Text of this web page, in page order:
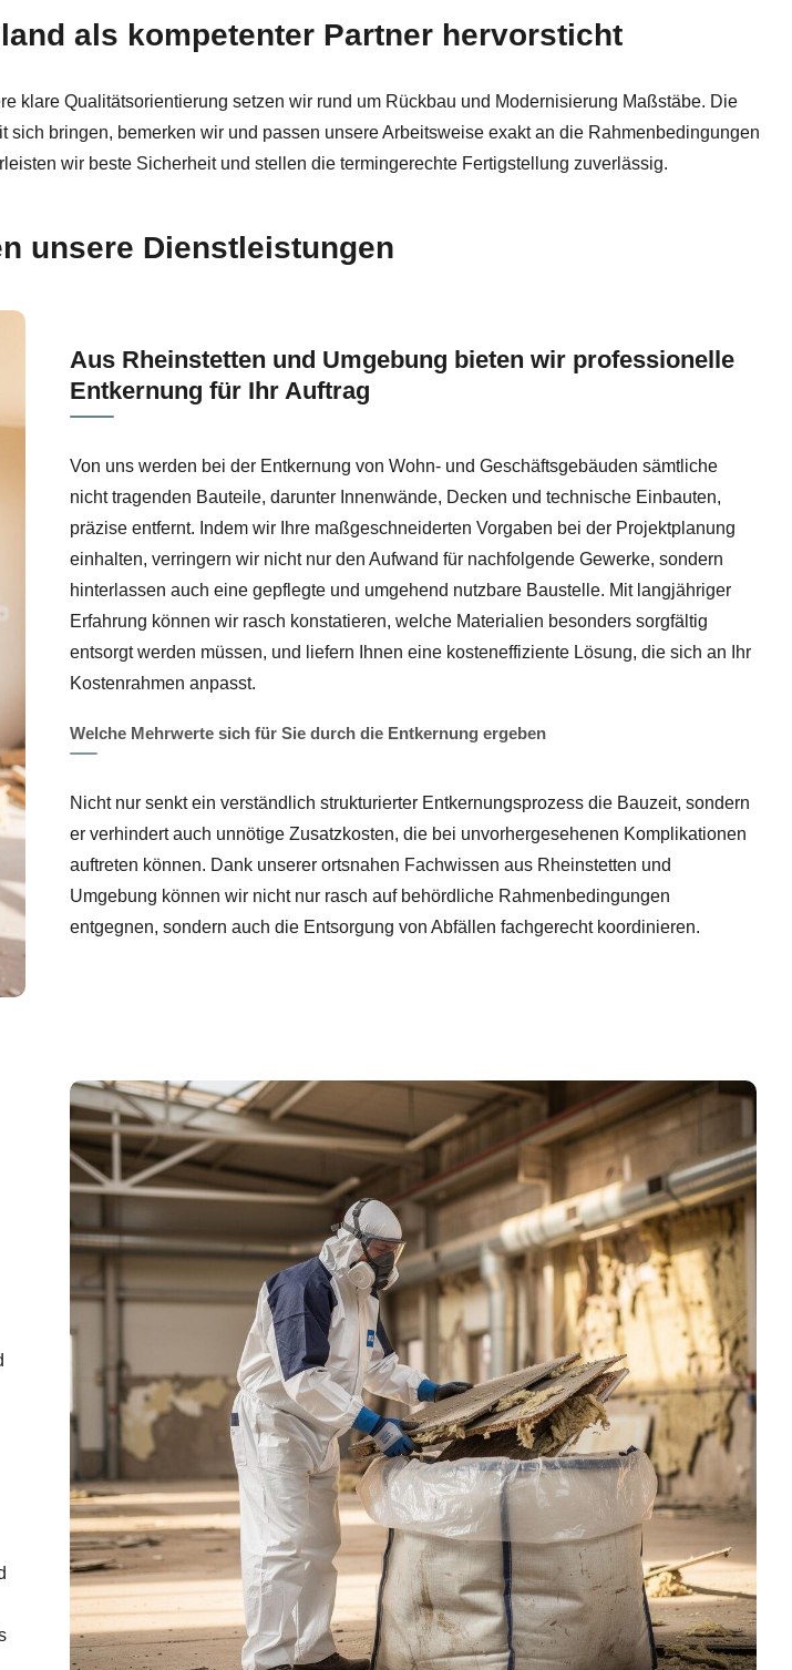
als kompetenter Partner hervorsticht
klare Qualitätsorientierung setzen wir rund um Rückbau und Modernisierung Maßstäbe. Die
bringen, bemerken wir und passen unsere Arbeitsweise exakt an die Rahmenbedingungen
wir beste Sicherheit und stellen die termingerechte Fertigstellung zuverlässig.
unsere Dienstleistungen
Aus Rheinstetten und Umgebung bieten wir professionelle
Entkernung für Ihr Auftrag
Von uns werden bei der Entkernung von Wohn- und Geschäftsgebäuden sämtliche
nicht tragenden Bauteile, darunter Innenwände, Decken und technische Einbauten,
präzise entfernt. Indem wir Ihre maßgeschneiderten Vorgaben bei der Projektplanung
einhalten, verringern wir nicht nur den Aufwand für nachfolgende Gewerke, sondern
hinterlassen auch eine gepflegte und umgehend nutzbare Baustelle. Mit langjähriger
Erfahrung können wir rasch konstatieren, welche Materialien besonders sorgfältig
entsorgt werden müssen, und liefern Ihnen eine kosteneffiziente Lösung, die sich an Ihr
Kostenrahmen anpasst.
Welche Mehrwerte sich für Sie durch die Entkernung ergeben
Nicht nur senkt ein verständlich strukturierter Entkernungsprozess die Bauzeit, sondern
er verhindert auch unnötige Zusatzkosten, die bei unvorhergesehenen Komplikationen
auftreten können. Dank unserer ortsnahen Fachwissen aus Rheinstetten und
Umgebung können wir nicht nur rasch auf behördliche Rahmenbedingungen
entgegnen, sondern auch die Entsorgung von Abfällen fachgerecht koordinieren.